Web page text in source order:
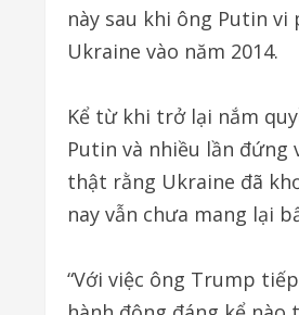
này sau khi ông Putin
Ukraine vào năm 2014.
Kể từ khi trở lại nắm
Putin và nhiều lần đứng
thật rằng Ukraine đã
nay vẫn chưa mang lại
“Với việc ông Trump